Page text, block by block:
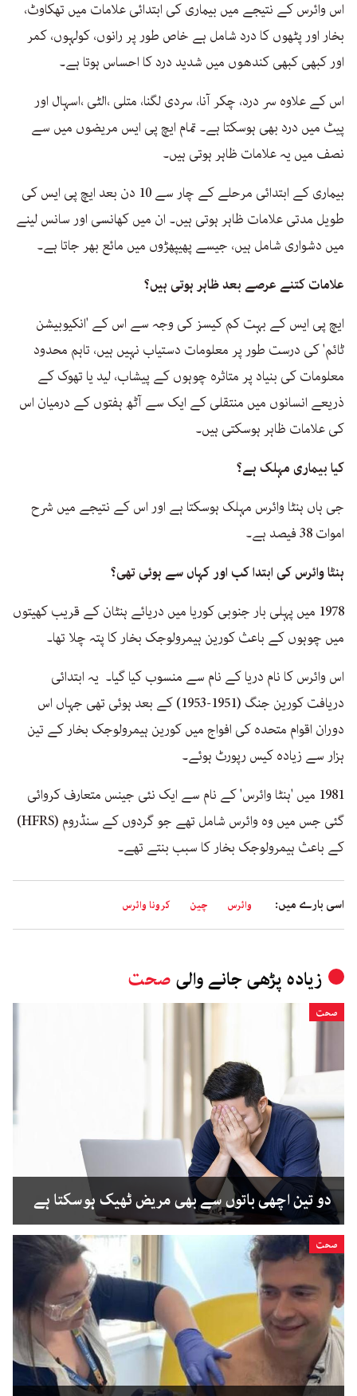
اس وائرس کے نتیجے میں بیماری کی ابتدائی علامات میں تھکاوٹ،
بخار اور پٹھوں کا درد شامل ہے خاص طور پر رانوں، کولہوں، کمر
اور کبھی کبھی کندھوں میں شدید درد کا احساس ہوتا ہے۔
اس کے علاوہ سر درد، چکر آنا، سردی لگنا، متلی ،الٹی ،اسہال اور
پیٹ میں درد بھی ہوسکتا ہے۔ تمام ایچ پی ایس مریضوں میں سے
نصف میں یہ علامات ظاہر ہوتی ہیں۔
بیماری کے ابتدائی مرحلے کے چار سے 10 دن بعد ایچ پی ایس کی
طویل مدتی علامات ظاہر ہوتی ہیں۔ ان میں کھانسی اور سانس لینے
میں دشواری شامل ہیں، جیسے پھیپھڑوں میں مائع بھر جاتا ہے۔
علامات کتنے عرصے بعد ظاہر ہوتی ہیں؟
ایچ پی ایس کے بہت کم کیسز کی وجہ سے اس کے 'انکیوبیشن
ٹائم' کی درست طور پر معلومات دستیاب نہیں ہیں، تاہم محدود
معلومات کی بنیاد پر متاثرہ چوہوں کے پیشاب، لید یا تھوک کے
ذریعے انسانوں میں منتقلی کے ایک سے آٹھ ہفتوں کے درمیان اس
کی علامات ظاہر ہوسکتی ہیں۔
کیا بیماری مہلک ہے؟
جی ہاں ہنٹا وائرس مہلک ہوسکتا ہے اور اس کے نتیجے میں شرح
اموات 38 فیصد ہے۔
ہنٹا وائرس کی ابتدا کب اور کہاں سے ہوئی تھی؟
1978 میں پہلی بار جنوبی کوریا میں دریائے ہنٹان کے قریب کھیتوں
میں چوہوں کے باعث کورین ہیمرولوجک بخار کا پتہ چلا تھا۔
اس وائرس کا نام دریا کے نام سے منسوب کیا گیا۔ یہ ابتدائی
دریافت کورین جنگ (1951-1953) کے بعد ہوئی تھی جہاں اس
دوران اقوام متحدہ کی افواج میں کورین ہیمرولوجک بخار کے تین
ہزار سے زیادہ کیس رپورٹ ہوئے۔
1981 میں 'ہنٹا وائرس' کے نام سے ایک نئی جینس متعارف کروائی
گئی جس میں وہ وائرس شامل تھے جو گردوں کے سنڈروم (HFRS)
کے باعث ہیمرولوجک بخار کا سبب بنتے تھے۔
اسی بارے میں: وائرس چین کرونا وائرس
زیادہ پڑھی جانے والی صحت
صحت
دو تین اچھی باتوں سے بھی مریض ٹھیک ہوسکتا ہے
صحت